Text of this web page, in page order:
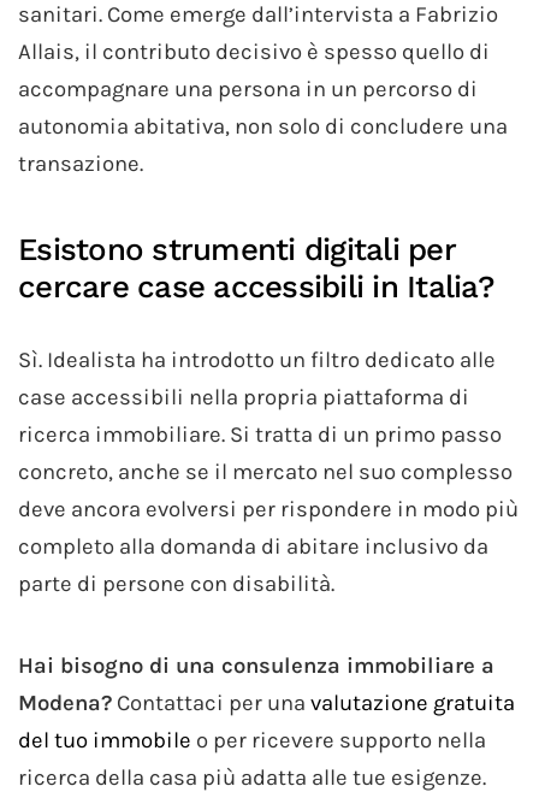
sanitari. Come emerge dall’intervista a Fabrizio
Allais, il contributo decisivo è spesso quello di
accompagnare una persona in un percorso di
autonomia abitativa, non solo di concludere una
transazione.
Esistono strumenti digitali per
cercare case accessibili in Italia?
Sì. Idealista ha introdotto un filtro dedicato alle
case accessibili nella propria piattaforma di
ricerca immobiliare. Si tratta di un primo passo
concreto, anche se il mercato nel suo complesso
deve ancora evolversi per rispondere in modo più
completo alla domanda di abitare inclusivo da
parte di persone con disabilità.
Hai bisogno di una consulenza immobiliare a
Modena? Contattaci per una valutazione gratuita
del tuo immobile o per ricevere supporto nella
ricerca della casa più adatta alle tue esigenze.